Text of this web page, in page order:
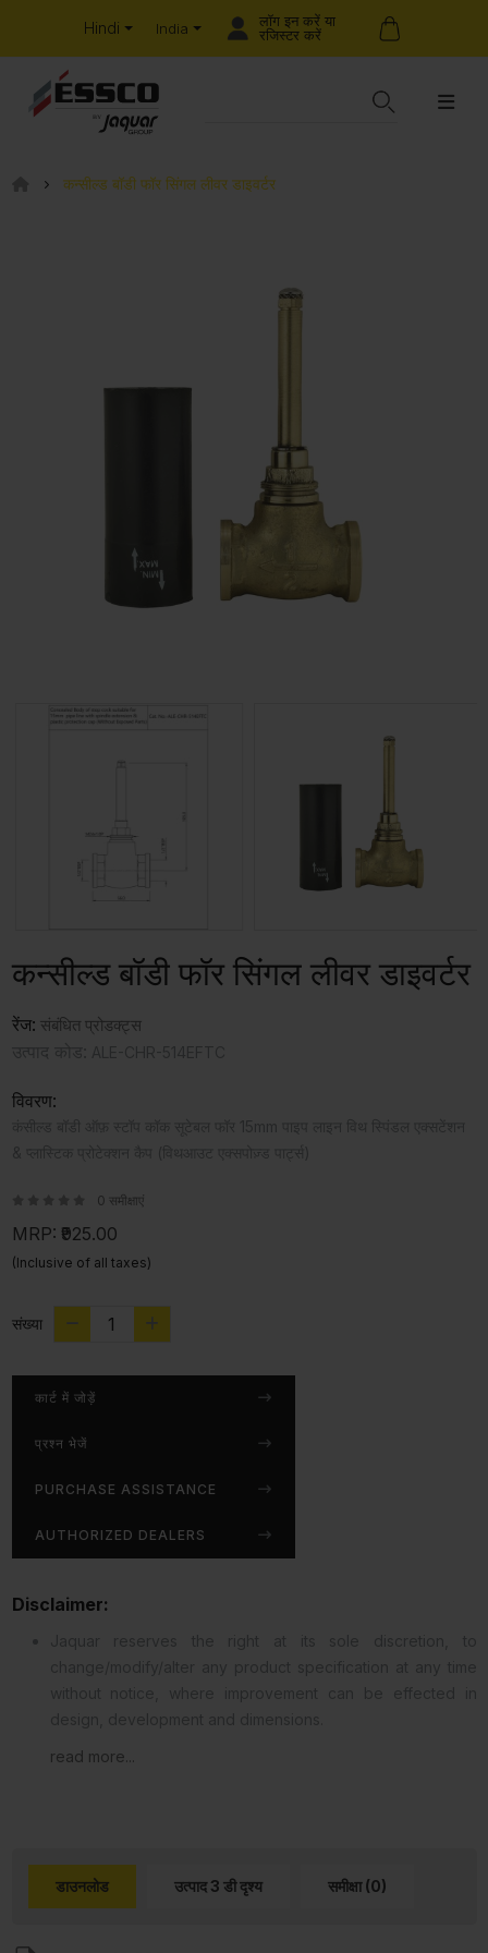
Hindi India
लॉग इन करें या
रजिस्टर करें
कन्सील्ड बॉडी फॉर सिंगल लीवर डाइवर्टर
कन्सील्ड बॉडी फॉर सिंगल लीवर डाइवर्टर
रेंज: संबंधित प्रोडक्ट्स
विवरण:
0 समीक्षाएं
MRP: ₹925.00
(Inclusive of all taxes)
संख्या
कार्ट में जोड़ें
प्रश्न भेजें
PURCHASE ASSISTANCE
AUTHORIZED DEALERS
Disclaimer:
read more...
डाउनलोड उत्पाद 3 डी दृश्य समीक्षा (0)